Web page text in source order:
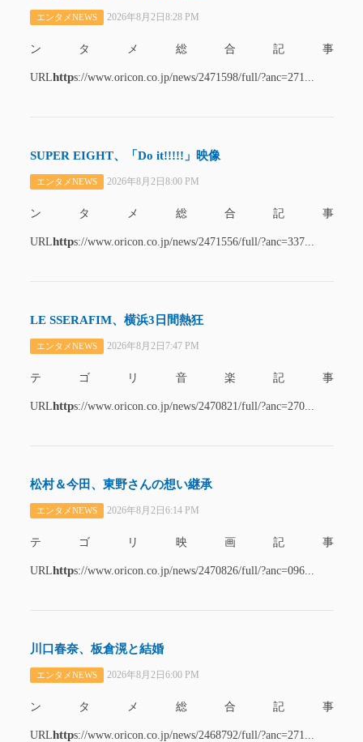
エンタメNEWS 2026年8月2日8:28 PM
ンタメ総合記事
URLhttps://www.oricon.co.jp/news/2471598/full/?anc=271...
SUPER EIGHT、「Do it!!!!!」映像
エンタメNEWS 2026年8月2日8:00 PM
ンタメ総合記事
URLhttps://www.oricon.co.jp/news/2471556/full/?anc=337...
LE SSERAFIM、横浜3日間熱狂
エンタメNEWS 2026年8月2日7:47 PM
テゴリ音楽記事
URLhttps://www.oricon.co.jp/news/2470821/full/?anc=270...
松村＆今田、東野さんの想い継承
エンタメNEWS 2026年8月2日6:14 PM
テゴリ映画記事
URLhttps://www.oricon.co.jp/news/2470826/full/?anc=096...
川口春奈、板倉滉と結婚
エンタメNEWS 2026年8月2日6:00 PM
ンタメ総合記事
URLhttps://www.oricon.co.jp/news/2468792/full/?anc=271...